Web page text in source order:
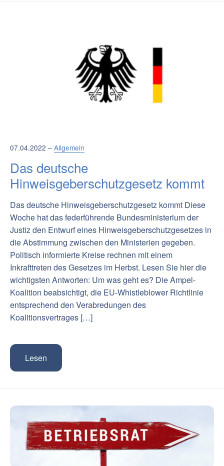
07.04.2022 – Allgemein
Das deutsche
Hinweisgeberschutzgesetz kommt
Das deutsche Hinweisgeberschutzgesetz kommt Diese
Woche hat das federführende Bundesministerium der
Justiz den Entwurf eines Hinweisgeberschutzgesetzes in
die Abstimmung zwischen den Ministerien gegeben.
Politisch informierte Kreise rechnen mit einem
Inkrafttreten des Gesetzes im Herbst. Lesen Sie hier die
wichtigsten Antworten: Um was geht es? Die Ampel-
Koalition beabsichtigt, die EU-Whistleblower Richtlinie
entsprechend den Verabredungen des
Koalitionsvertrages […]
Lesen